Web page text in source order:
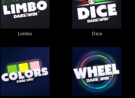
Limbo Dice